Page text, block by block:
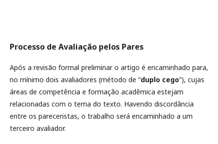
Processo de Avaliação pelos Pares
Após a revisão formal preliminar o artigo é encaminhado para,
no mínimo dois avaliadores (método de “duplo cego”), cujas
áreas de competência e formação acadêmica estejam
relacionadas com o tema do texto. Havendo discordância
entre os pareceristas, o trabalho será encaminhado a um
terceiro avaliador.